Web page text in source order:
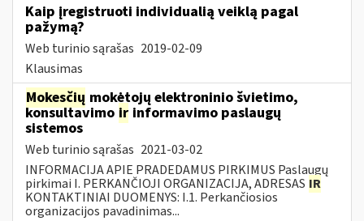
Kaip įregistruoti individualią veiklą pagal
pažymą?
Web turinio sąrašas 2019-02-09
Klausimas
Mokesčių mokėtojų elektroninio švietimo,
konsultavimo ir informavimo paslaugų
sistemos
Web turinio sąrašas 2021-03-02
INFORMACIJA APIE PRADEDAMUS PIRKIMUS Paslaugų
pirkimai I. PERKANČIOJI ORGANIZACIJA, ADRESAS IR
KONTAKTINIAI DUOMENYS: I.1. Perkančiosios
organizacijos pavadinimas...